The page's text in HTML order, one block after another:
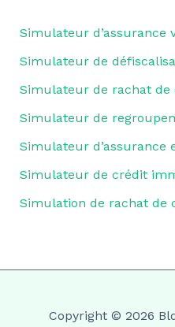
Simulateur d’assurance
Simulateur de
Simulateur de rachat
Simulateur de
Simulateur d’assurance
Simulateur de crédit
Simulation de rachat de
Copyright © 2026